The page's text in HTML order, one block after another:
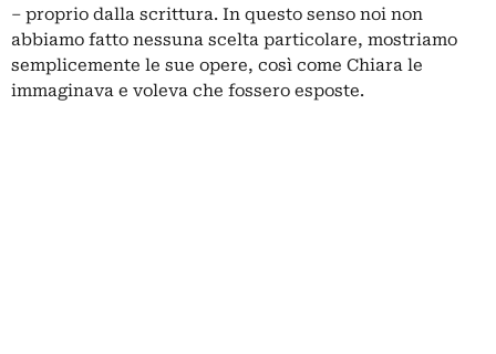
– proprio dalla scrittura. In questo senso noi non
abbiamo fatto nessuna scelta particolare, mostriamo
semplicemente le sue opere, così come Chiara le
immaginava e voleva che fossero esposte.